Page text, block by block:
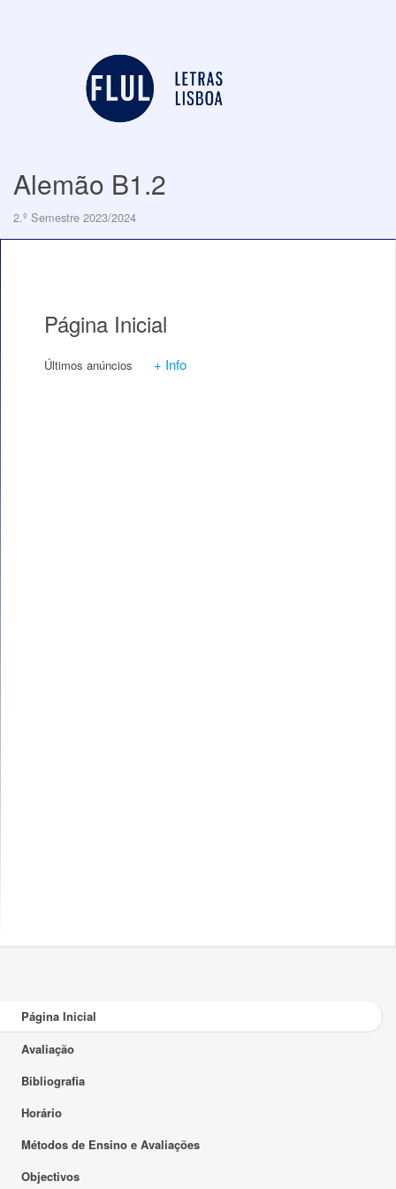
Alemão B1.2
2.º Semestre 2023/2024
Página Inicial
Últimos anúncios + Info
Página Inicial
Avaliação
Bibliografia
Horário
Métodos de Ensino e Avaliações
Objectivos